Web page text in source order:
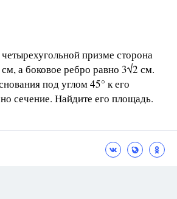
призме сторона
а боковое ребро равно 3√2 см.
под углом 45° к его
сечение. Найдите его площадь.